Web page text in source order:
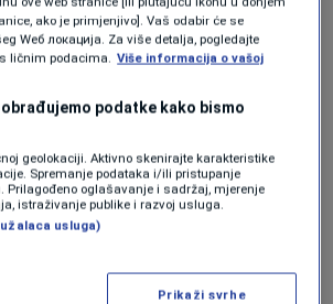
iPad
što je ova?
ako je primjenjivo]. Vaš odabir će se
Wеб локација. Za više detalja, pogledajte
ličnim podacima. Više informacija o vašoj
podatke kako bismo
geolokaciji. Aktivno skenirajte karakteristike
Spremanje podataka i/ili pristupanje
Prilagođeno oglašavanje i sadržaj, mjerenje
istraživanje publike i razvoj usluga.
usluga)
Prikaži svrhe